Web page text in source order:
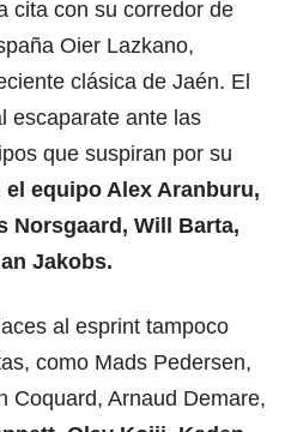
cita con su corredor de
Oier Lazkano,
clásica de Jaén. El
escaparate ante las
que suspiran por su
el equipo Alex Aranburu,
Norsgaard, Will Barta,
Jakobs.
al esprint tampoco
como Mads Pedersen,
Coquard, Arnaud Demare,